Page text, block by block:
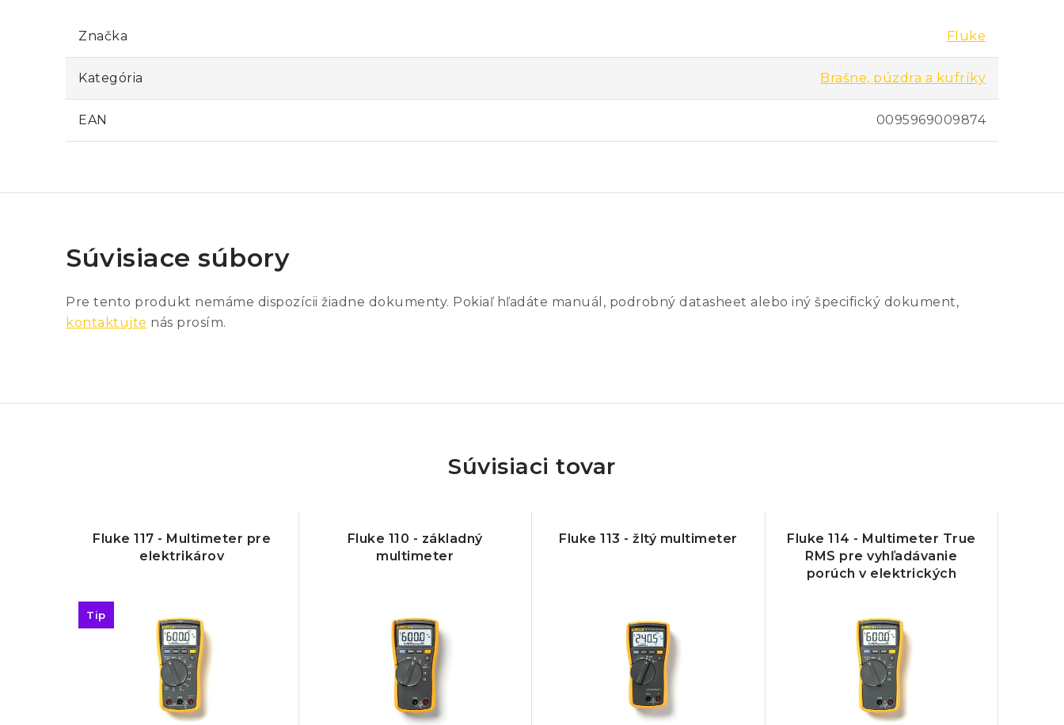
Značka Fluke
Kategória Brašne, púzdra a kufríky
EAN 0095969009874
Súvisiace súbory
Pre tento produkt nemáme dispozícii žiadne dokumenty. Pokiaľ hľadáte manuál, podrobný datasheet alebo iný špecifický dokument,
kontaktujte nás prosím.
Súvisiaci tovar
Fluke 117 - Multimeter pre
elektrikárov
Tip
Fluke 110 - základný
multimeter
Fluke 113 - žltý multimeter
Fluke 114 - Multimeter True
RMS pre vyhľadávanie
porúch v elektrických